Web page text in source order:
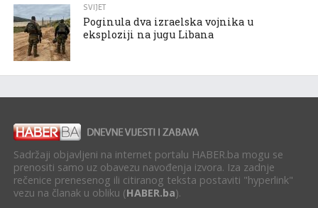
SVIJET
Poginula dva izraelska vojnika u
eksploziji na jugu Libana
Sadržaji objavljeni na internet portalu HABER.ba mogu se
prenositi samo uz obavezu navođenja izvora. Iza zadnje
rečenice prenesenog ili citiranog teksta postaviti "hyperlink"
vezu na članak u obliku (HABER.ba).